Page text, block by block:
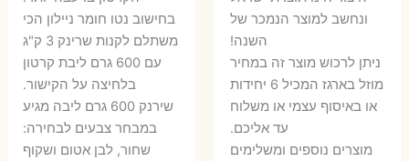
ונחשב למוצר הנמכר של
השנה!
ניתן לרכוש מוצר זה במחיר
מוזל בארגז המכיל 6 יחידות
או באיסוף עצמי או משלוח
עד אליכם.
מוצרים נוספים ומשלימים
בחישוב נטו חומר ניילון הכי
משתלם לקנות שרינק 3 ק"ג
עם 600 גרם ליבת קרטון
בלחיצה על הקישור.
שירנק 600 גרם ליבה מגיע
במבחר צבעים לבחירה:
שחור, לבן אטום ושקוף